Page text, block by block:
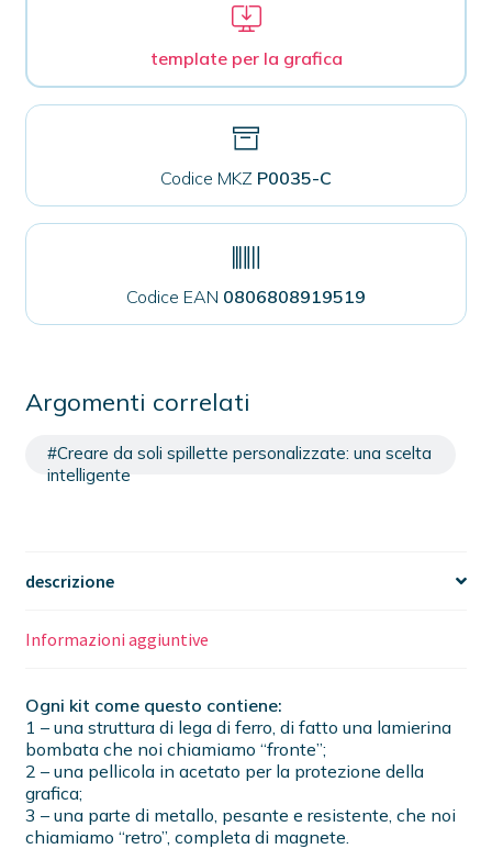
template per la grafica
Codice MKZ P0035-C
Codice EAN 0806808919519
Argomenti correlati
#Creare da soli spillette personalizzate: una scelta
intelligente
descrizione
Informazioni aggiuntive
Ogni kit come questo contiene:
1 – una struttura di lega di ferro, di fatto una lamierina
bombata che noi chiamiamo “fronte”;
2 – una pellicola in acetato per la protezione della
grafica;
3 – una parte di metallo, pesante e resistente, che noi
chiamiamo “retro”, completa di magnete.